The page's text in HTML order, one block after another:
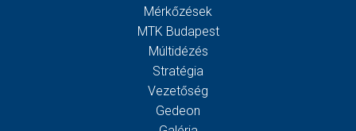
Mérkőzések
MTK Budapest
Múltidézés
Stratégia
Vezetőség
Gedeon